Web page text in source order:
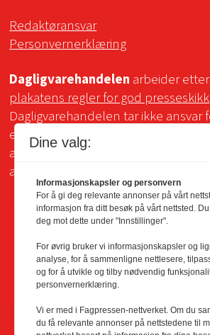
Redaktøransvar
Personvernerklæring
Dagligvarehandelen arbeider
plakatens regler for god presseskikk
Dagligvarehandelen tar ikke ansvar
eksterne sider som det lenkes til.
av Dagligvarehandelens materiale
avtale.
Dine valg:
Informasjonskapsler og personvern
For å gi deg relevante annonser på vårt
informasjon fra ditt besøk på vårt nettsted.
deg mot dette under "Innstillinger".
For øvrig bruker vi informasjonskapsler og
analyse, for å sammenligne nettlesere,
og for å utvikle og tilby nødvendig
personvernerklæring.
Vi er med i Fagpressen-nettverket. Om du
du få relevante annonser på nettstedene til